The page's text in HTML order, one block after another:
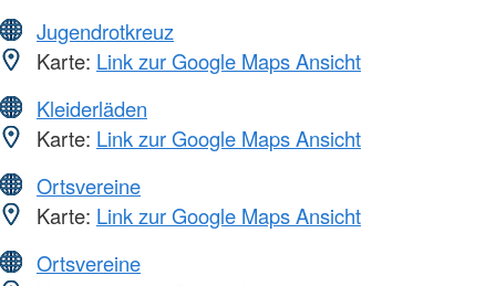
Jugendrotkreuz
Karte: Link zur Google Maps Ansicht
Kleiderläden
Karte: Link zur Google Maps Ansicht
Ortsvereine
Karte: Link zur Google Maps Ansicht
Ortsvereine